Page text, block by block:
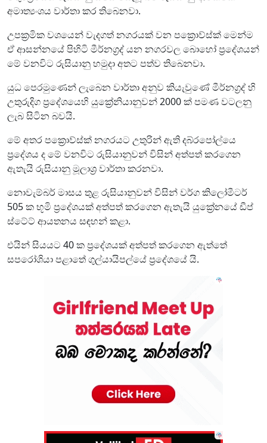
අමාත්‍යංශය වාර්තා කර තිබෙනවා.
උපක්‍රමික වශයෙන් වැදගත් නගරයක් වන පක්‍රොව්ස්ක් මෙන්ම
ඒ ආසන්නයේ පිහිටි මීර්නග්‍රද් යන නගරවල බොහෝ ප්‍රදේශයන්
මේ වනවිට රුසියානු හමුදා අතට පත්ව තිබෙනවා.
යුධ පෙරමුණෙන් ලැබෙන වාර්තා අනුව කියැවුණේ මීර්නග්‍රද් හි
උතුරුදිග ප්‍රදේශයෙහි යුක්‍රේනියානුවන් 2000 ක් පමණ වටලනු
ලැබ සිටින බවයි.
මේ අතර පක්‍රොව්ස්ක් නගරයට උතුරින් ඇති දබ්රපෝල්යෙ
ප්‍රදේශය ද මේ වනවිට රුසියානුවන් විසින් අත්පත් කරගෙන
ඇතැයි රුසියානු මූලාශ්‍ර වාර්තා කරනවා.
නොවැම්බර් මාසය තුළ රුසියානුවන් විසින් වර්ග කිලෝමීටර්
505 ක භූමි ප්‍රදේශයක් අත්පත් කරගෙන ඇතැයි යුක්‍රේනයේ ඩීප්
ස්ටේට් ආයතනය සඳහන් කළා.
එයින් සියයට 40 ක ප්‍රදේශයක් අත්පත් කරගෙන ඇත්තේ
සපරෝශියා පළාතේ ගුල්යායිපල්යේ ප්‍රදේශයේ යි.